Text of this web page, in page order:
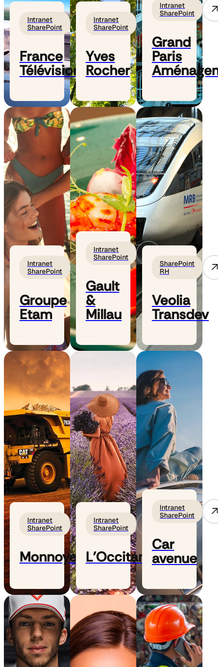
Intranet
SharePoint
France
Télévisions
Intranet
SharePoint
Yves
Rocher
Intranet
SharePoint
Grand
Paris
Intranet
SharePoint
Groupe
Etam
Intranet
SharePoint
Gault
&
Millau
SharePoint
RH
Veolia
Transdev
Intranet
SharePoint
Monnoyeur
Intranet
SharePoint
L'Occitane
Intranet
SharePoint
Car
avenue